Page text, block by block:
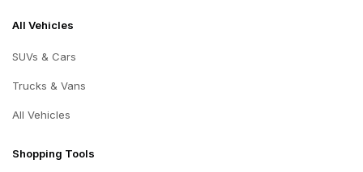
All Vehicles
SUVs & Cars
Trucks & Vans
All Vehicles
Shopping Tools